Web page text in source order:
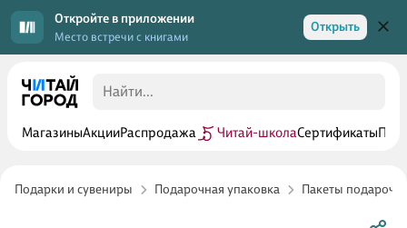
Откройте в приложении
Место встречи с книгами
Открыть
МагазиныАкцииРаспродажа Читай-школаСертификаты
Подарки и сувениры Подарочная упаковка Пакеты